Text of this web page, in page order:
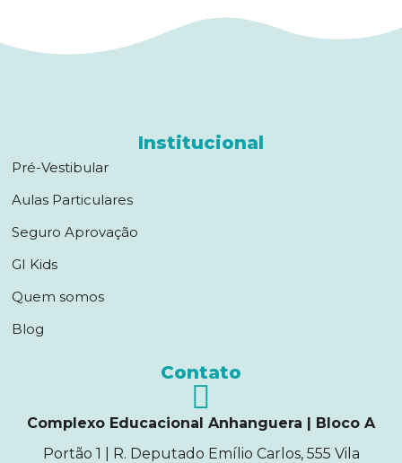
Institucional
Pré-Vestibular
Aulas Particulares
Seguro Aprovação
GI Kids
Quem somos
Blog
Contato
Complexo Educacional Anhanguera | Bloco A
Portão 1 | R. Deputado Emílio Carlos, 555 Vila